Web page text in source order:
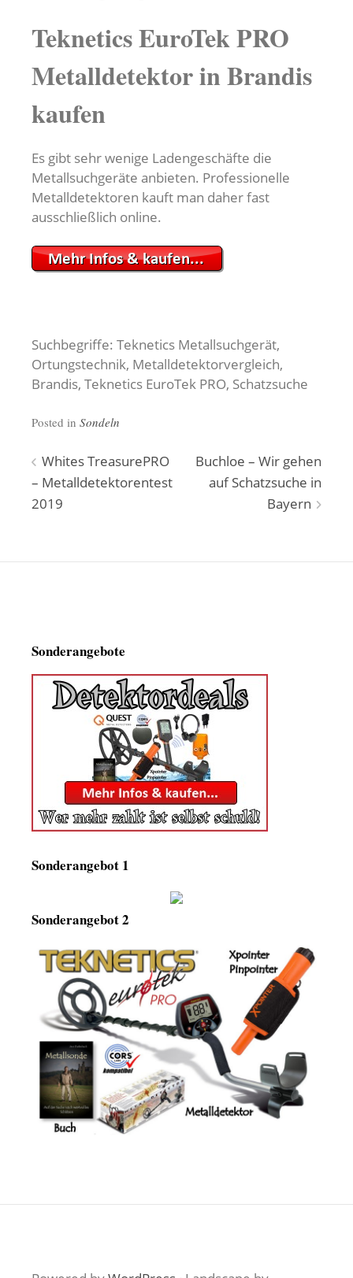
Teknetics EuroTek PRO
Metalldetektor in Brandis
kaufen
Es gibt sehr wenige Ladengeschäfte die
Metallsuchgeräte anbieten. Professionelle
Metalldetektoren kauft man daher fast
ausschließlich online.
Suchbegriffe: Teknetics Metallsuchgerät,
Ortungstechnik, Metalldetektorvergleich,
Brandis, Teknetics EuroTek PRO, Schatzsuche
Posted in Sondeln
Beitragsnavigation
Whites TreasurePRO
– Metalldetektorentest
2019
Buchloe – Wir gehen
auf Schatzsuche in
Bayern
Sonderangebote
Sonderangebot 1
Sonderangebot 2